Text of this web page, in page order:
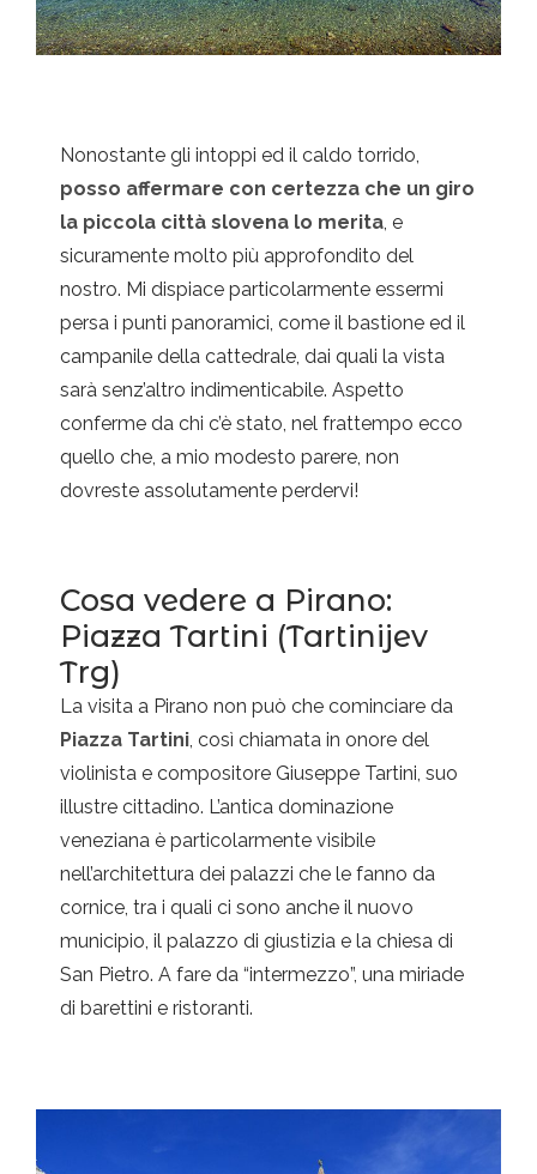
Nonostante gli intoppi ed il caldo torrido,
posso affermare con certezza che un giro
la piccola città slovena lo merita , e
sicuramente molto più approfondito del
nostro. Mi dispiace particolarmente essermi
persa i punti panoramici, come il bastione ed il
campanile della cattedrale, dai quali la vista
sarà senz’altro indimenticabile. Aspetto
conferme da chi c’è stato, nel frattempo ecco
quello che, a mio modesto parere, non
dovreste assolutamente perdervi!
Cosa vedere a Pirano:
Piazza Tartini (Tartinijev
Trg)
La visita a Pirano non può che cominciare da
Piazza Tartini, così chiamata in onore del
violinista e compositore Giuseppe Tartini, suo
illustre cittadino. L’antica dominazione
veneziana è particolarmente visibile
nell’architettura dei palazzi che le fanno da
cornice, tra i quali ci sono anche il nuovo
municipio, il palazzo di giustizia e la chiesa di
San Pietro. A fare da “intermezzo”, una miriade
di barettini e ristoranti.